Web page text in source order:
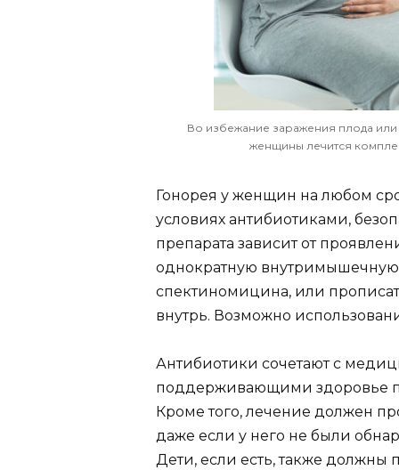
Во избежание заражения плода
женщины лечится
Гонорея у женщин на любом
условиях антибиотиками,
препарата зависит от
однократную
спектиномицина, или
внутрь. Возможно
Антибиотики сочетают с
поддерживающими здоровье
Кроме того, лечение должен
даже если у него не были
Дети, если есть, также должны